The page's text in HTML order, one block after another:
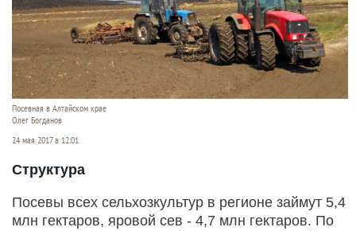
Посевная в Алтайском крае
Олег Богданов
24 мая 2017 в 12:01
Структура
Посевы всех сельхозкультур в регионе займут 5,4
млн гектаров, яровой сев - 4,7 млн гектаров. По